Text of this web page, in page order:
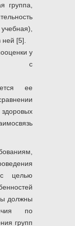
группа,
[5].
у
с
ее
с целью
должны
по
групп